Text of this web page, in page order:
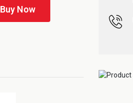
Buy Now